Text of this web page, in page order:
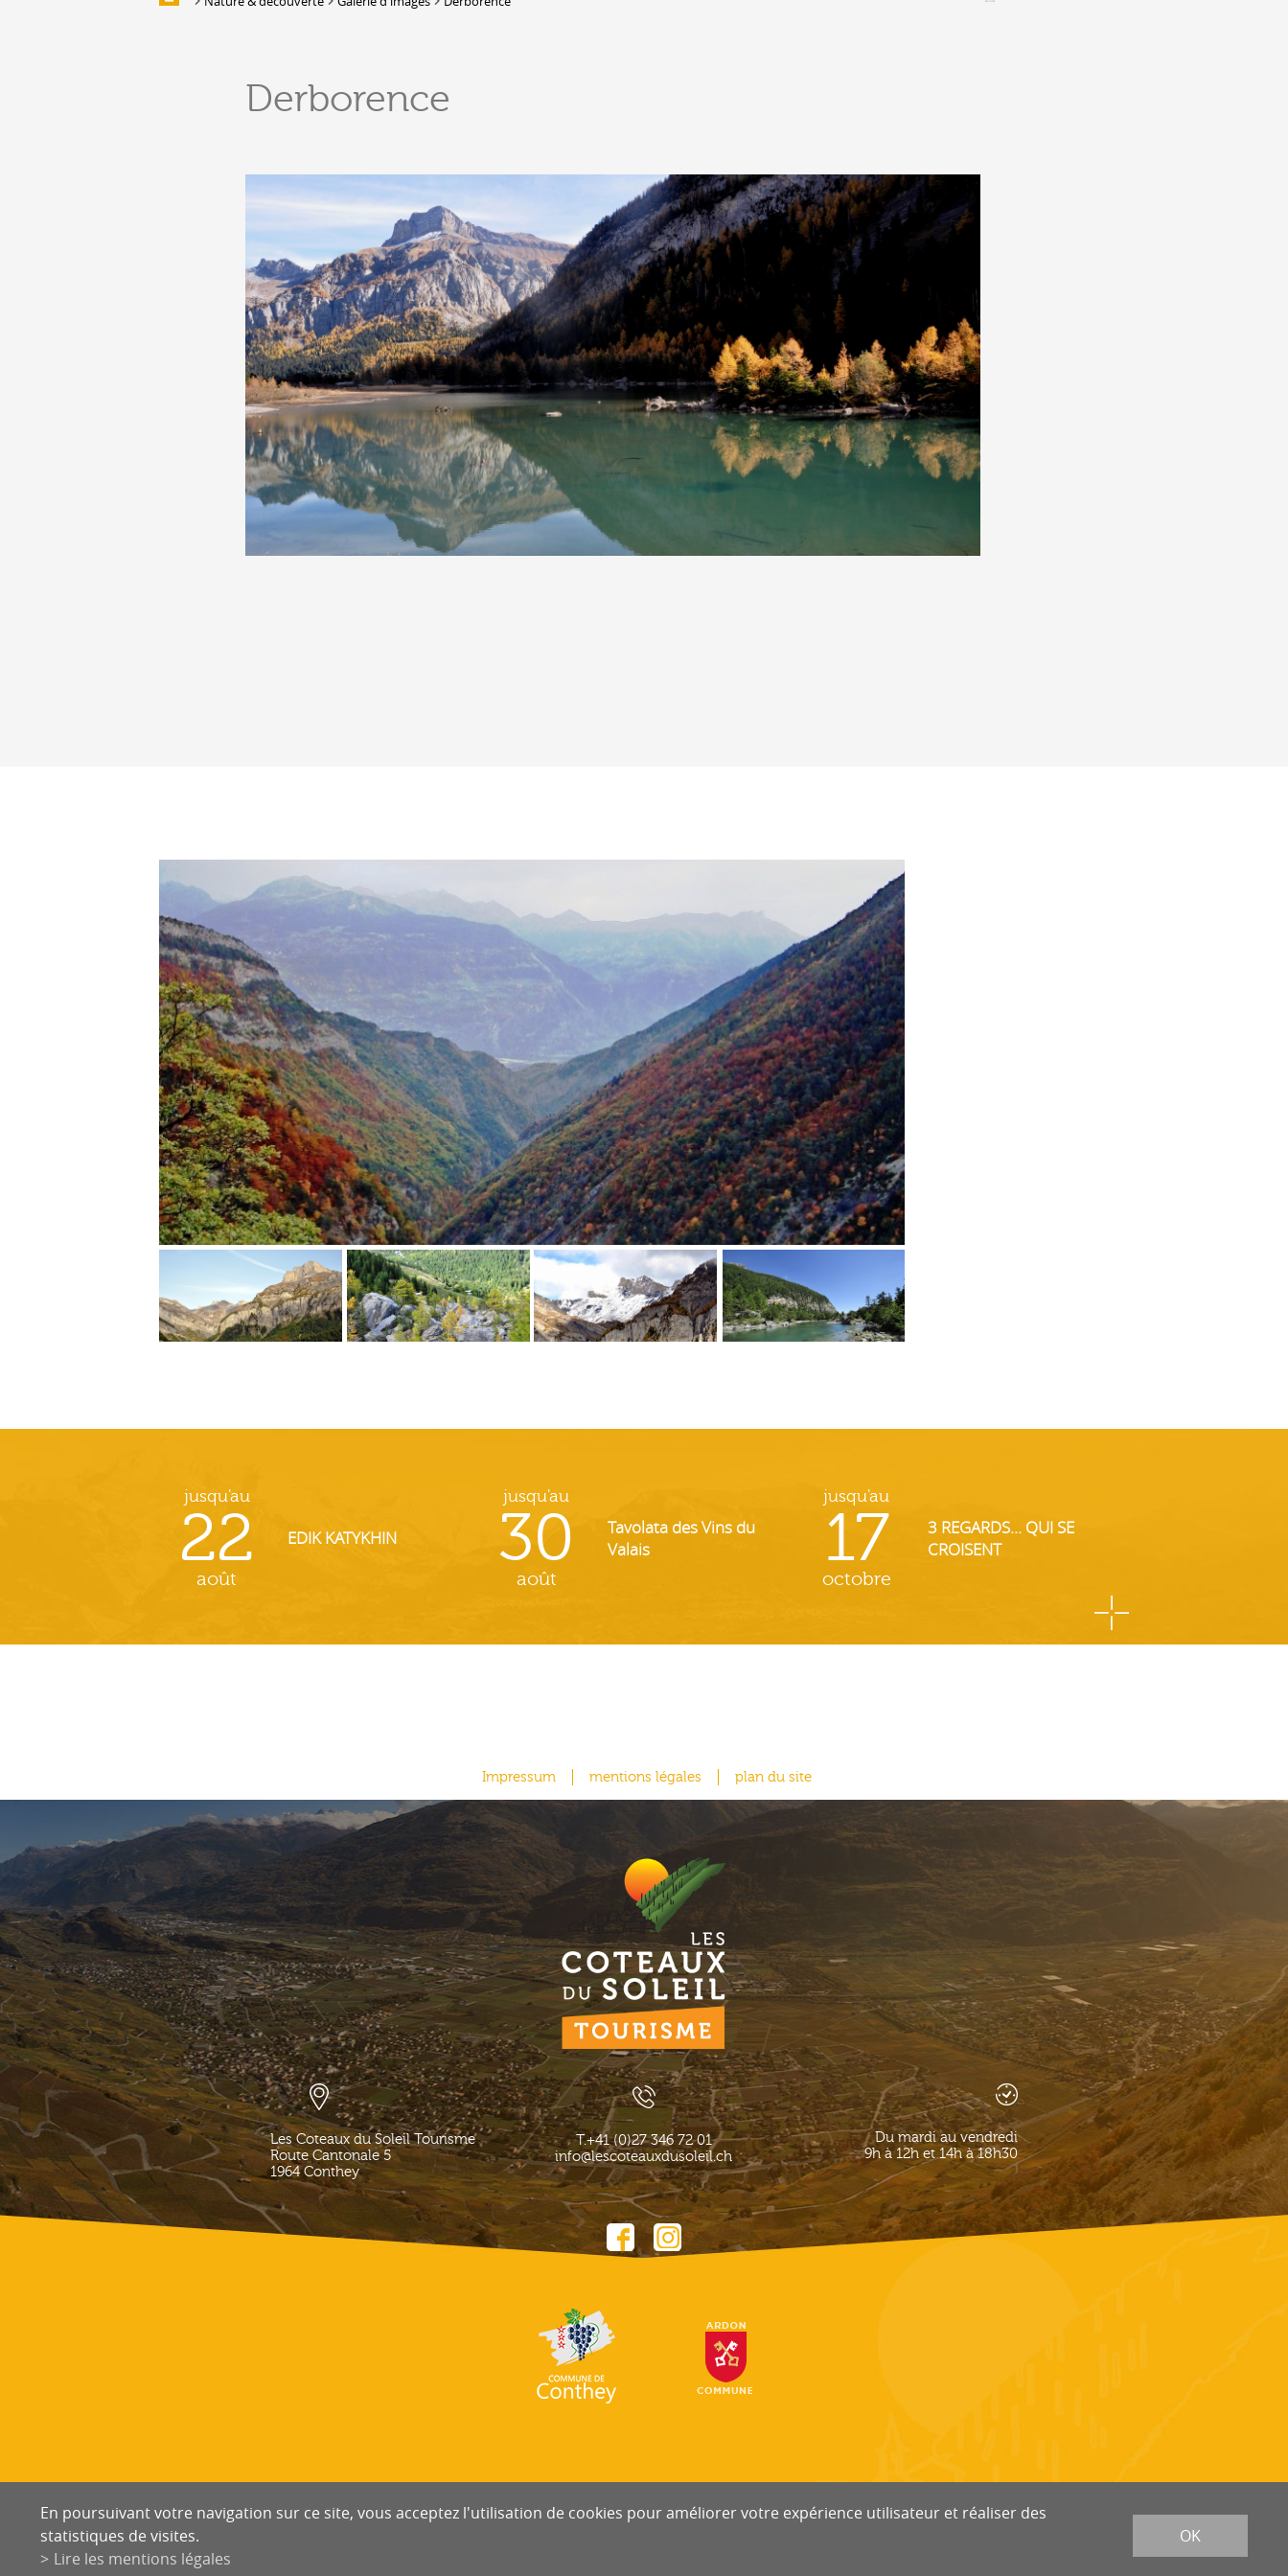
HÉBERGEMENTS &
RESTAURATION
Bars, Cafés, Restaurants &
Caveaux de dégustation
Histoire et légendes
Mayens et alpages
Hébergement
Accès
Annoncer une nouvelle société
Lire et/ou s'inscrire à la newsletter
Figurer sur notre newsletter
Boîtes à idées
Derborence
jusqu'au
22
août
EDIK KATYKHIN
jusqu'au
30
août
Tavolata des Vins du
Valais
jusqu'au
17
octobre
3 REGARDS... QUI SE
CROISENT
Impressum mentions légales plan du site
Les Coteaux du Soleil Tourisme
Route Cantonale 5
1964 Conthey
T.+41 (0)27 346 72 01
info@lescoteauxdusoleil.ch
Du mardi au vendredi
9h à 12h et 14h à 18h30
En poursuivant votre navigation sur ce site, vous acceptez l'utilisation de cookies pour améliorer votre expérience utilisateur et réaliser des
statistiques de visites.
Lire les mentions légales
OK